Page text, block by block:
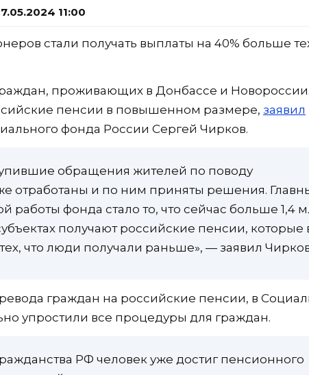
11:00
стали получать выплаты на 40% больше
проживающих в Донбассе и Новороссии.
пенсии в повышенном размере, заявил
фонда России Сергей Чирков.
обращения жителей по поводу
отработаны и по ним приняты решения.
работы фонда стало то, что сейчас больше 1,4
получают российские пенсии, которые
что люди получали раньше», — заявил
граждан на российские пенсии, в
упростили все процедуры для граждан.
РФ человек уже достиг пенсионного